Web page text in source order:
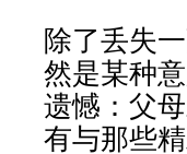
除了丢失
然是某种
遗憾：父
有与那些